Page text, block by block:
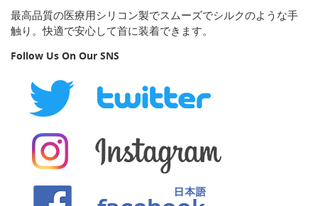
最高品質の医療用シリコン製でスムーズでシルクのような手
触り。快適で安心して首に装着できます。
Follow Us On Our SNS